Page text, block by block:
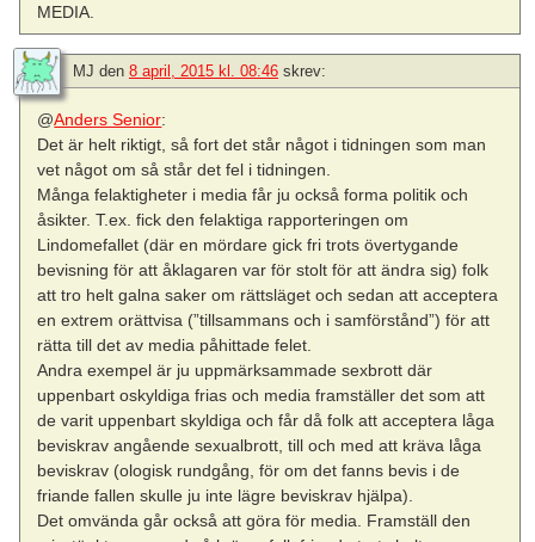
MEDIA.
MJ den 8 april, 2015 kl. 08:46 skrev:
@Anders Senior:
Det är helt riktigt, så fort det står något i tidningen som man
vet något om så står det fel i tidningen.
Många felaktigheter i media får ju också forma politik och
åsikter. T.ex. fick den felaktiga rapporteringen om
Lindomefallet (där en mördare gick fri trots övertygande
bevisning för att åklagaren var för stolt för att ändra sig) folk
att tro helt galna saker om rättsläget och sedan att acceptera
en extrem orättvisa (”tillsammans och i samförstånd”) för att
rätta till det av media påhittade felet.
Andra exempel är ju uppmärksammade sexbrott där
uppenbart oskyldiga frias och media framställer det som att
de varit uppenbart skyldiga och får då folk att acceptera låga
beviskrav angående sexualbrott, till och med att kräva låga
beviskrav (ologisk rundgång, för om det fanns bevis i de
friande fallen skulle ju inte lägre beviskrav hjälpa).
Det omvända går också att göra för media. Framställ den